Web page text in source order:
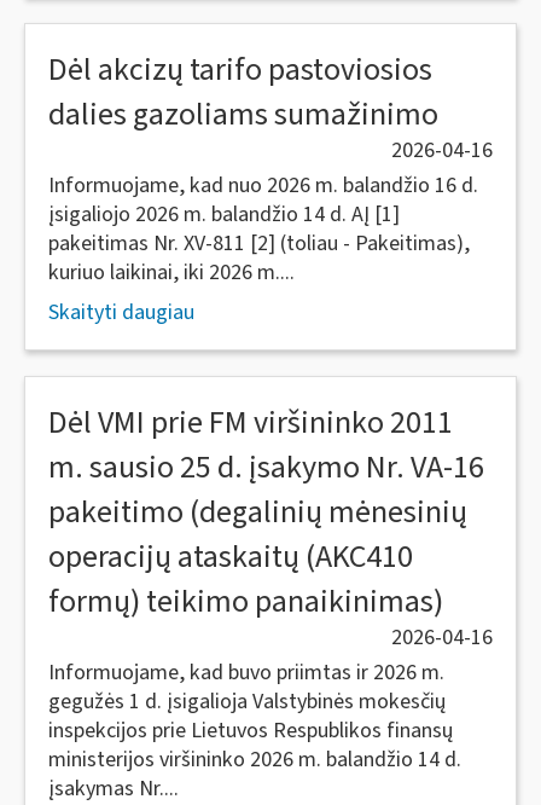
Dėl akcizų tarifo pastoviosios
dalies gazoliams sumažinimo
2026-04-16
Informuojame, kad nuo 2026 m. balandžio 16 d.
įsigaliojo 2026 m. balandžio 14 d. AĮ [1]
pakeitimas Nr. XV-811 [2] (toliau - Pakeitimas),
kuriuo laikinai, iki 2026 m....
Skaityti daugiau
Dėl VMI prie FM viršininko 2011
m. sausio 25 d. įsakymo Nr. VA-16
pakeitimo (degalinių mėnesinių
operacijų ataskaitų (AKC410
formų) teikimo panaikinimas)
2026-04-16
Informuojame, kad buvo priimtas ir 2026 m.
gegužės 1 d. įsigalioja Valstybinės mokesčių
inspekcijos prie Lietuvos Respublikos finansų
ministerijos viršininko 2026 m. balandžio 14 d.
įsakymas Nr....